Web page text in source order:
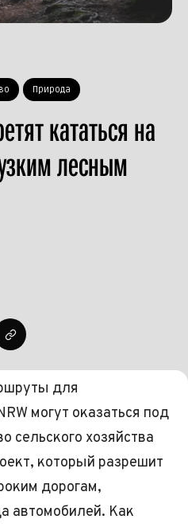
Природа
кататься на
лесным
для
могут оказаться под
сельского хозяйства
который разрешит
дорогам,
автомобилей. Как